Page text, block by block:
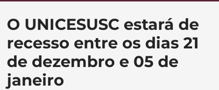
O UNICESUSC estará de
recesso entre os dias 21
de dezembro e 05 de
janeiro